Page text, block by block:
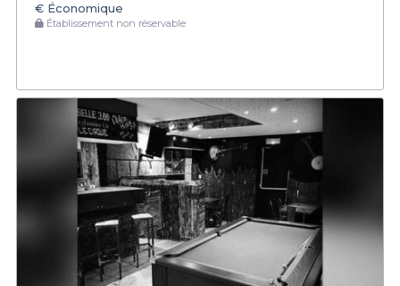
€ Économique
Établissement non réservable